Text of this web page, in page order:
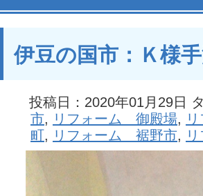
伊豆の国市：Ｋ様
投稿日：2020年01月29日
市, リフォーム 御殿場,
町, リフォーム 裾野市,